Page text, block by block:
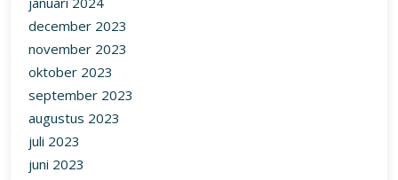
december 2023
november 2023
oktober 2023
september 2023
augustus 2023
juli 2023
juni 2023